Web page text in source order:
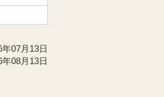
年07月13日
年08月13日